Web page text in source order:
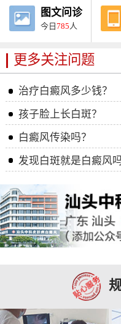
图文问诊
今日785 人
更多关注问题
治疗白癜风多少钱？
孩子脸上长白斑？
白癜风传染吗？
发现白斑就是白癜风吗